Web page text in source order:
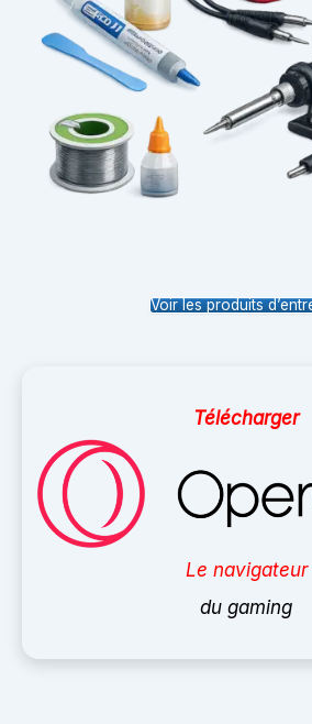
Voir les produits
Télécharger
Le navigateur
du gaming